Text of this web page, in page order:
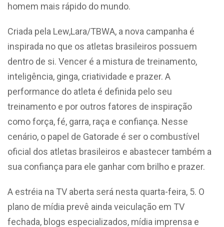
homem mais rápido do mundo.
Criada pela Lew,Lara/TBWA, a nova campanha é
inspirada no que os atletas brasileiros possuem
dentro de si. Vencer é a mistura de treinamento,
inteligência, ginga, criatividade e prazer. A
performance do atleta é definida pelo seu
treinamento e por outros fatores de inspiração
como força, fé, garra, raça e confiança. Nesse
cenário, o papel de Gatorade é ser o combustível
oficial dos atletas brasileiros e abastecer também a
sua confiança para ele ganhar com brilho e prazer.
A estréia na TV aberta será nesta quarta-feira, 5. O
plano de mídia prevê ainda veiculação em TV
fechada, blogs especializados, mídia imprensa e